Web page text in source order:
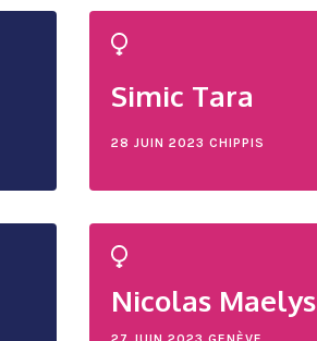
Simic Tara
28 JUIN 2023 CHIPPIS
Nicolas Maelys